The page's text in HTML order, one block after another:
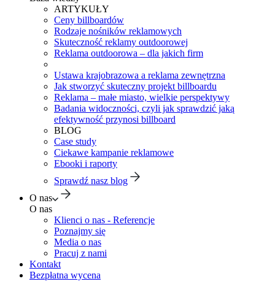
ARTYKUŁY
Ceny billboardów
Rodzaje nośników reklamowych
Skuteczność reklamy outdoorowej
Reklama outdoorowa – dla jakich firm
Ustawa krajobrazowa a reklama zewnętrzna
Jak stworzyć skuteczny projekt billboardu
Reklama – małe miasto, wielkie perspektywy
Badania widoczności, czyli jak sprawdzić jaką
efektywność przynosi billboard
BLOG
Case study
Ciekawe kampanie reklamowe
Ebooki i raporty
Sprawdź nasz blog
O nas
O nas
Klienci o nas - Referencje
Poznajmy się
Media o nas
Pracuj z nami
Kontakt
Bezpłatna wycena